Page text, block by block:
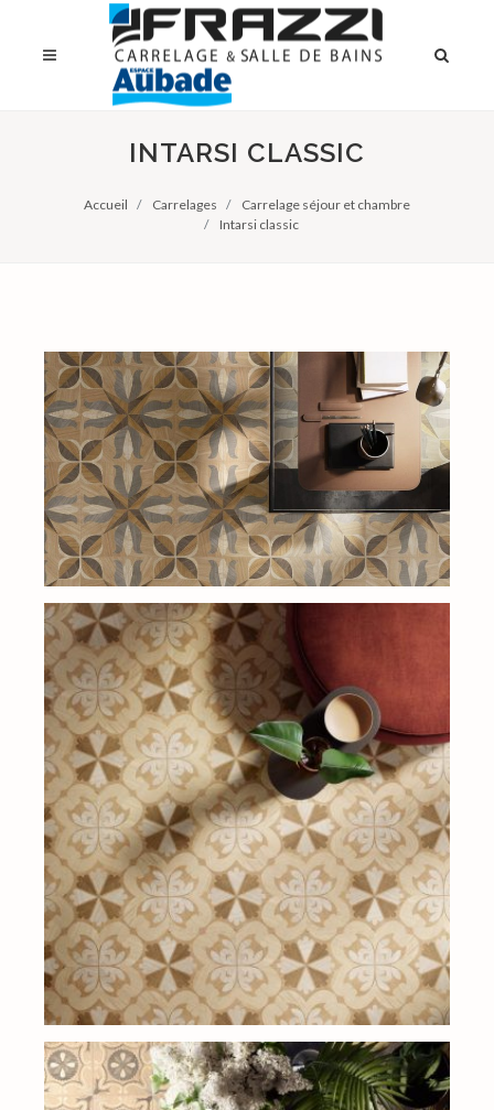
INTARSI CLASSIC
Accueil Carrelages
Carrelage séjour et chambre
Intarsi classic